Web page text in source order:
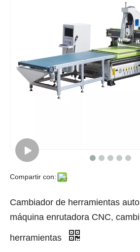
Compartir con:
Cambiador de herramientas
máquina enrutadora CNC,
herramientas